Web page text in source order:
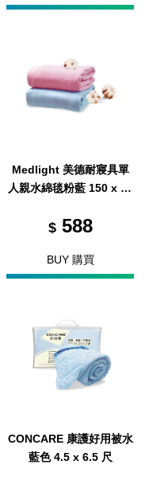
Medlight 美德耐寢具單
人親水綿毯粉藍 150 x 12
$588
BUY 購買
CONCARE 康護好用被水
藍色 4.5 x 6.5 尺